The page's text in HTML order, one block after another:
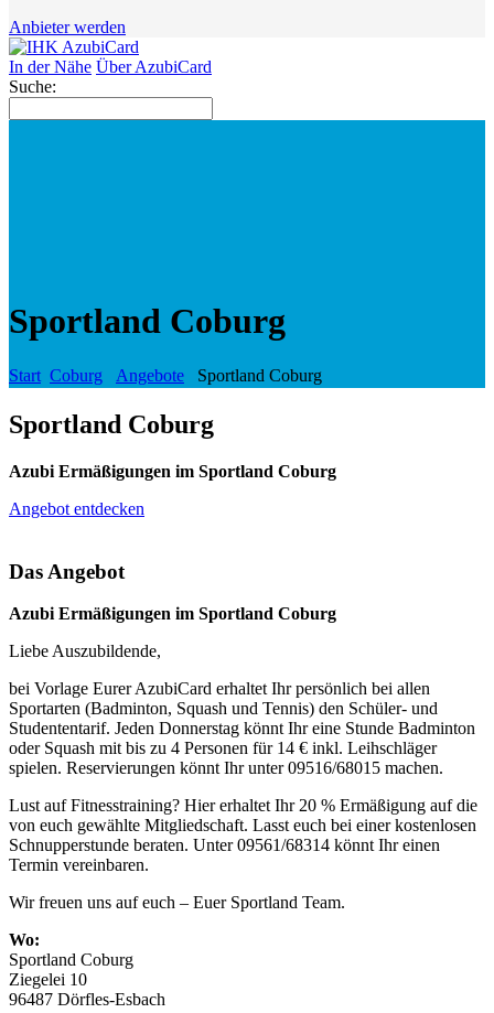
Anbieter werden
In der Nähe Über AzubiCard
Suche:
Sportland Coburg
Start Coburg Angebote Sportland Coburg
Sportland Coburg
Azubi Ermäßigungen im Sportland Coburg
Angebot entdecken
Das Angebot
Azubi Ermäßigungen im Sportland Coburg
Liebe Auszubildende,
bei Vorlage Eurer AzubiCard erhaltet Ihr persönlich bei allen
Sportarten (Badminton, Squash und Tennis) den Schüler- und
Studententarif. Jeden Donnerstag könnt Ihr eine Stunde Badminton
oder Squash mit bis zu 4 Personen für 14 € inkl. Leihschläger
spielen. Reservierungen könnt Ihr unter 09516/68015 machen.
Lust auf Fitnesstraining? Hier erhaltet Ihr 20 % Ermäßigung auf die
von euch gewählte Mitgliedschaft. Lasst euch bei einer kostenlosen
Schnupperstunde beraten. Unter 09561/68314 könnt Ihr einen
Termin vereinbaren.
Wir freuen uns auf euch – Euer Sportland Team.
Wo:
Sportland Coburg
Ziegelei 10
96487 Dörfles-Esbach